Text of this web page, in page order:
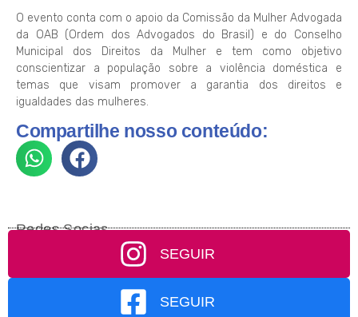
O evento conta com o apoio da Comissão da Mulher Advogada
da OAB (Ordem dos Advogados do Brasil) e do Conselho
Municipal dos Direitos da Mulher e tem como objetivo
conscientizar a população sobre a violência doméstica e
temas que visam promover a garantia dos direitos e
igualdades das mulheres.
Compartilhe nosso conteúdo:
Redes Socias
SEGUIR
SEGUIR